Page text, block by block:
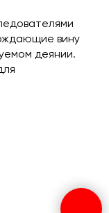
вину
деянии.